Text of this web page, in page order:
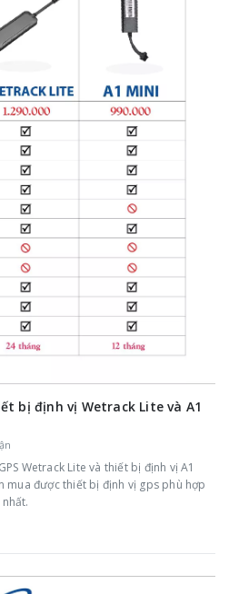
bị định vị Wetrack Lite và A1
Wetrack Lite và thiết bị định vị A1
mua được thiết bị định vị gps phù hợp